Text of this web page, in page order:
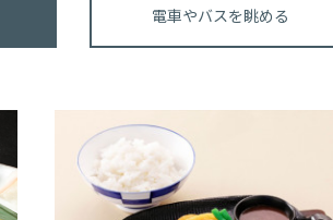
電車やバスを眺める